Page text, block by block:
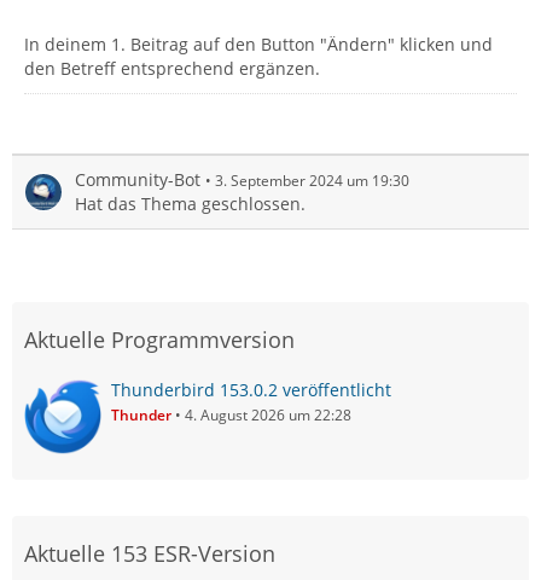
In deinem 1. Beitrag auf den Button "Ändern" klicken und
den Betreff entsprechend ergänzen.
Community-Bot 3. September 2024 um 19:30
Hat das Thema geschlossen.
Aktuelle Programmversion
Thunderbird 153.0.2 veröffentlicht
Thunder 4. August 2026 um 22:28
Aktuelle 153 ESR-Version